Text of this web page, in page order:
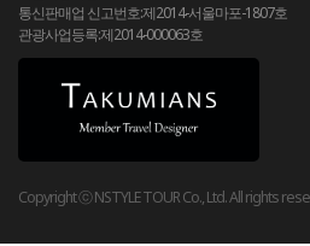
통신판매업 신고번호:제2014-서울마포-1807호
관광사업등록:제2014-000063호
Copyright ⓒ NSTYLE TOUR Co., Ltd. All rights